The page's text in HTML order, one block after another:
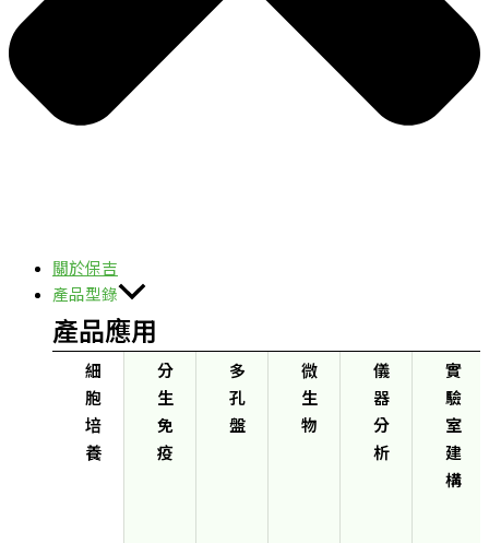
關於保吉
產品型錄
產品應用
細
胞
培
養
分
生
免
疫
多
孔
盤
微
生
物
儀
器
分
析
實
驗
室
建
構